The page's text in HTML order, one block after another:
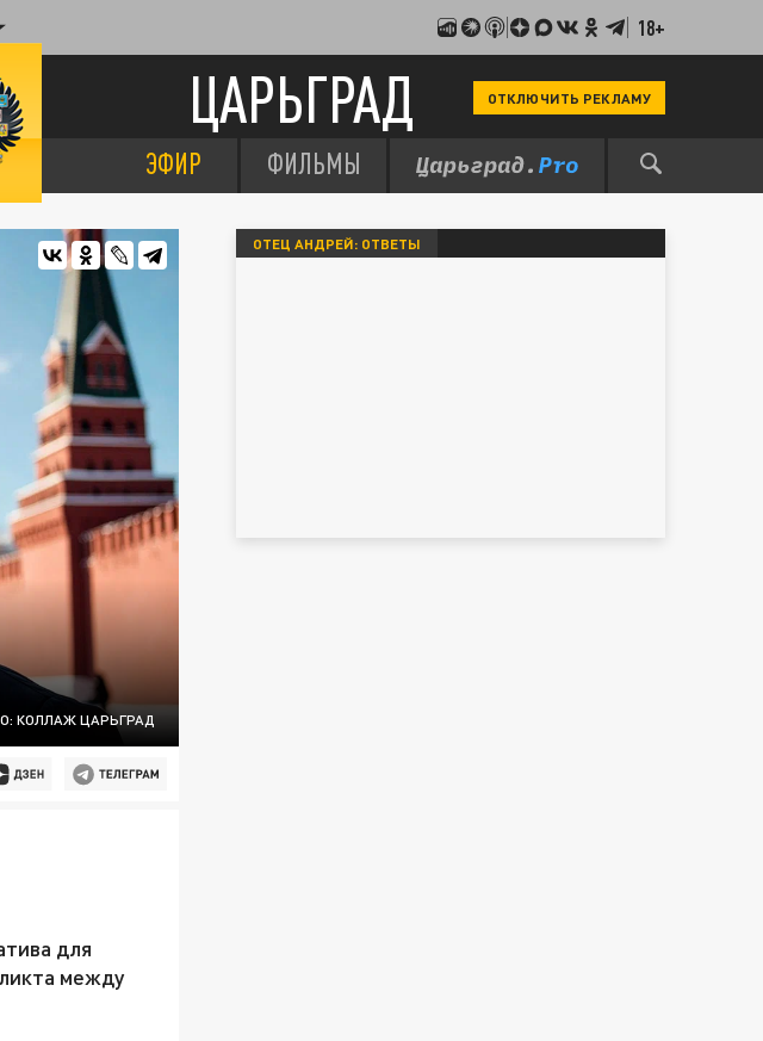
18+
ЦАРЬГРАД ОТКЛЮЧИТЬ РЕКЛАМУ
ЭФИР ФИЛЬМЫ
КОЛЛАЖ ЦАРЬГРАД
для
между
ОТЕЦ АНДРЕЙ: ОТВЕТЫ